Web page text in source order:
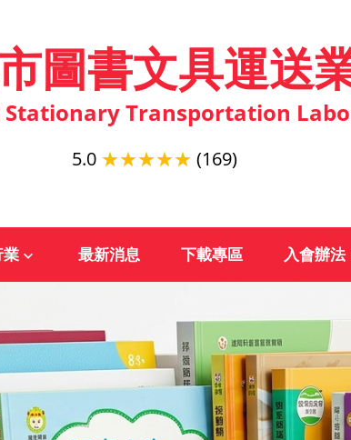
圖書文具運送
Stationary Transportation
5.0★★★★★ (169)
最新消息 下載專區 入會辦法